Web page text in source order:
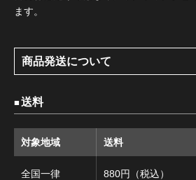
ます。
商品発送について
送料
対象地域 送料
全国一律 880円（税込）